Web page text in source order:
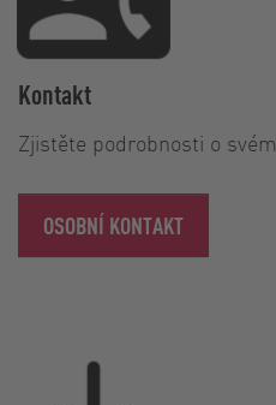
Kontakt
Zjistěte podrobnosti o svém
OSOBNÍ KONTAKT